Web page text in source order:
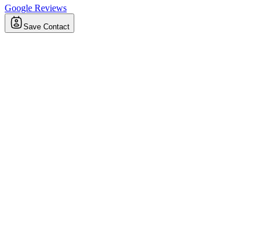
Google Reviews
Save Contact